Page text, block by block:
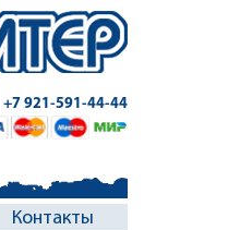
+7 921-591-44-44
Контакты